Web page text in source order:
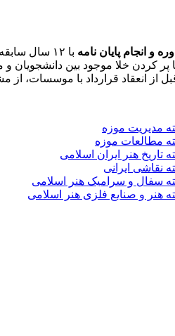
و انجام پایان نامه با ۱۲ سال سابقه درخشان در این زمینه، به دانشجویان کمک می‌کند تا با بهره‌گیری از
کردن خلا موجود بین دانشجویان و
از انعقاد قرارداد با موسسات،